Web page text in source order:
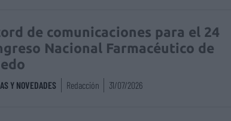
de comunicaciones para el 24
Nacional Farmacéutico de
Y NOVEDADES Redacción 31/07/2026